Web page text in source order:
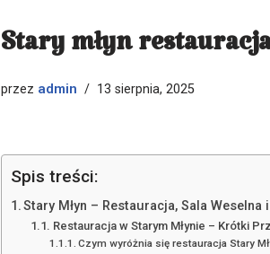
Stary młyn
przez admin 13 sierpnia, 2025
Spis treści:
Stary Młyn – Restauracja, Sala
Restauracja w Starym Młynie – Krótki
Czym wyróżnia się restauracja Stary